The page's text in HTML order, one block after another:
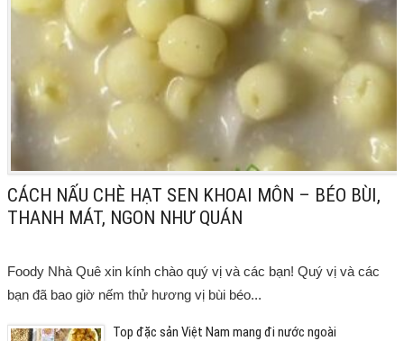
CÁCH NẤU CHÈ HẠT SEN KHOAI MÔN – BÉO BÙI,
THANH MÁT, NGON NHƯ QUÁN
Foody Nhà Quê xin kính chào quý vị và các bạn! Quý vị và các
bạn đã bao giờ nếm thử hương vị bùi béo...
Top đặc sản Việt Nam mang đi nước ngoài